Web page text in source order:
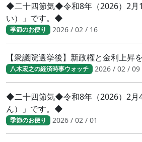
◆二十四節気◆令和8年（2026）2月
い）」です。◆
季節のお便り 2026 / 02 / 16
【衆議院選挙後】新政権と金利上昇
八木宏之の経済時事ウォッチ 2026 / 02 / 09
◆二十四節気◆令和8年（2026）2月
ん）」です。◆
季節のお便り 2026 / 02 / 01